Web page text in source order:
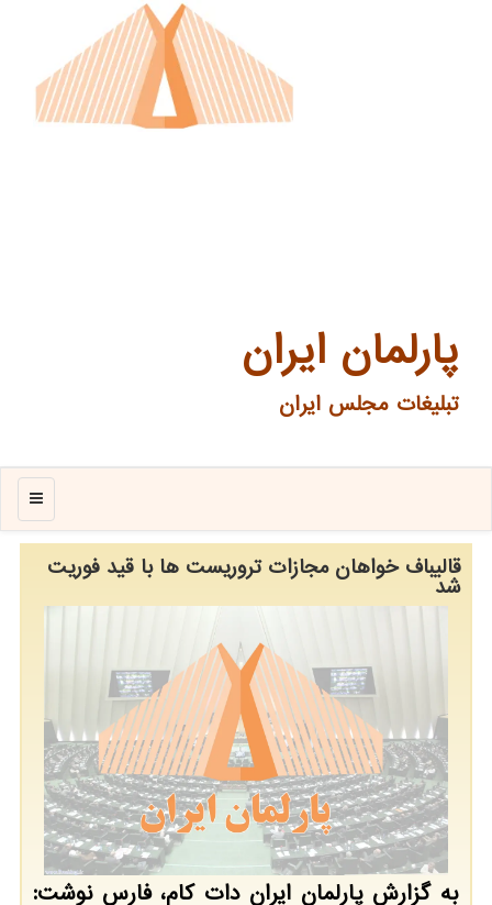
پارلمان ایران
تبلیغات مجلس ایران
منو
قالیباف خواهان مجازات تروریست ها با قید فوریت
شد
به گزارش پارلمان ایران دات کام، فارس نوشت: